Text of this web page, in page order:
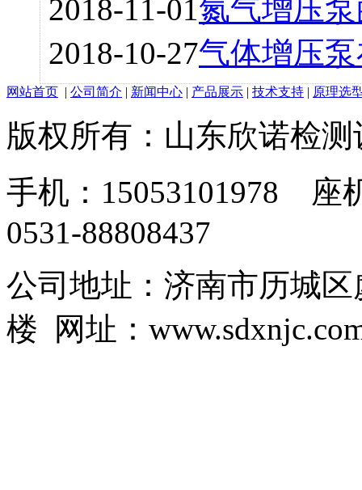
2018-11-01氮气增压
2018-10-27气体增压
网站首页 | 公司简介 | 新闻中心 | 产品展示 | 技术支持 | 原理选
版权所有：山东欣诺检
手机：15053101978 座
0531-88808437
公司地址：济南市历城
楼 网址：